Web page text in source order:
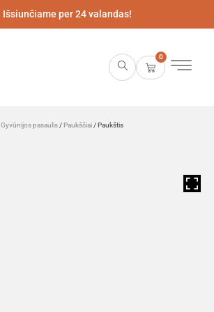
Išsiunčiame per 24 valandas!
0
Gyvūnijos pasaulis / Paukščiai / Paukštis